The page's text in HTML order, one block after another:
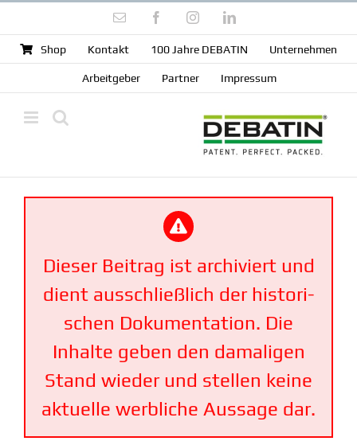
springen
E-
FacebookInstagramLinkedIn
Shop Kontakt 100 Jahre DEBATIN Unter­nehmen
Arbeit­geber Partner Impressum
Dieser Beitrag ist archi­viert und
dient ausschließlich der histo­ri­
schen Dokumen­tation. Die
Inhalte geben den damaligen
Stand wieder und stellen keine
aktuelle werbliche Aussage dar.